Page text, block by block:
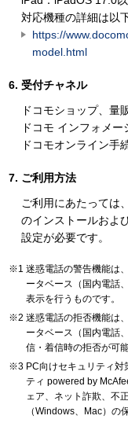
対応機種の詳細は以
https://
model.html
受付チャネル
ドコモショップ、量
ドコモ インフォメ
ドコモオンライン手
ご利用方法
ご利用にあたっては
のインストールおよ
設定が必要です。
迷惑電話の警告機能は
ータベース（国内電話
表示を行うものです。
迷惑電話の拒否機能は
ータベース（国内電話
信・着信時の拒否が可
PC向けセキュリティ
ティ powered by
ェア、ネット詐欺、不
（Windows、Mac）の